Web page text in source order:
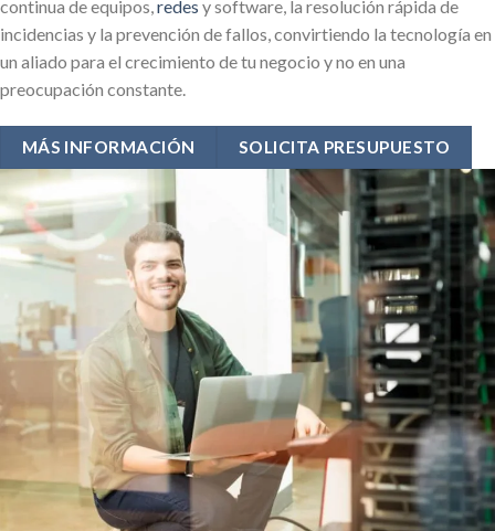
continua de equipos, redes y software, la resolución rápida de
incidencias y la prevención de fallos, convirtiendo la tecnología en
un aliado para el crecimiento de tu negocio y no en una
preocupación constante.
MÁS INFORMACIÓN SOLICITA PRESUPUESTO